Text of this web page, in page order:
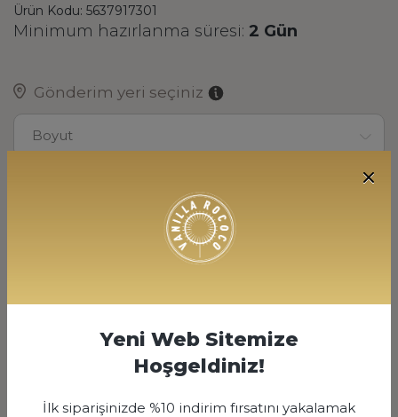
Ürün Kodu: 5637917301
Minimum hazırlanma süresi: 2 Gün
Gönderim yeri seçiniz
Boyut
5000 TL
Yeni Web Sitemize
Hoşgeldiniz!
İlk siparişinizde %10 indirim fırsatını yakalamak